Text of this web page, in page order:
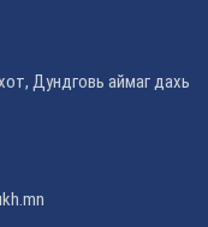
Дундговь аймаг дахь